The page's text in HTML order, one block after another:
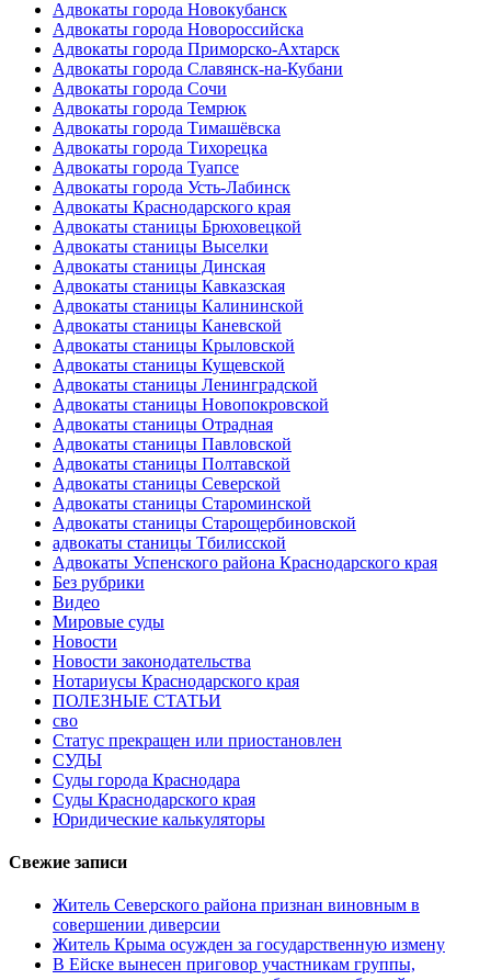
Адвокаты города Новокубанск
Адвокаты города Новороссийска
Адвокаты города Приморско-Ахтарск
Адвокаты города Славянск-на-Кубани
Адвокаты города Сочи
Адвокаты города Темрюк
Адвокаты города Тимашёвска
Адвокаты города Тихорецка
Адвокаты города Туапсе
Адвокаты города Усть-Лабинск
Адвокаты Краснодарского края
Адвокаты станицы Брюховецкой
Адвокаты станицы Выселки
Адвокаты станицы Динская
Адвокаты станицы Кавказская
Адвокаты станицы Калининской
Адвокаты станицы Каневской
Адвокаты станицы Крыловской
Адвокаты станицы Кущевской
Адвокаты станицы Ленинградской
Адвокаты станицы Новопокровской
Адвокаты станицы Отрадная
Адвокаты станицы Павловской
Адвокаты станицы Полтавской
Адвокаты станицы Северской
Адвокаты станицы Староминской
Адвокаты станицы Старощербиновской
адвокаты станицы Тбилисской
Адвокаты Успенского района Краснодарского края
Без рубрики
Видео
Мировые суды
Новости
Новости законодательства
Нотариусы Краснодарского края
ПОЛЕЗНЫЕ СТАТЬИ
сво
Статус прекращен или приостановлен
СУДЫ
Суды города Краснодара
Суды Краснодарского края
Юридические калькуляторы
Свежие записи
Житель Северского района признан виновным в
совершении диверсии
Житель Крыма осужден за государственную измену
В Ейске вынесен приговор участникам группы,